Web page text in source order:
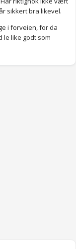
sikkert bra likevel.
i forveien, for da
le like godt som